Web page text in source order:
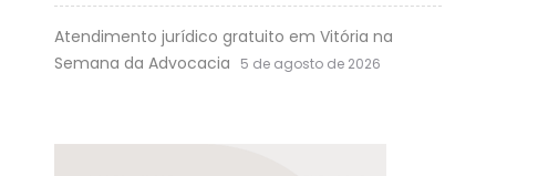
Atendimento jurídico gratuito em Vitória na
Semana da Advocacia
5 de agosto de 2026